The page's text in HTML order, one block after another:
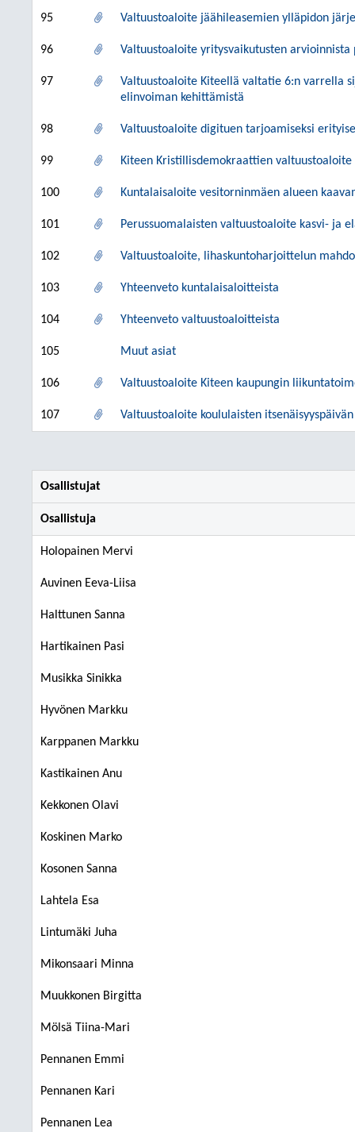
95 Valtuustoaloite jäähileasemien ylläpidon
96 Valtuustoaloite yritysvaikutusten arvioinnista
97
Valtuustoaloite Kiteellä valtatie 6:n varrella
elinvoiman kehittämistä
98 Valtuustoaloite digituen tarjoamiseksi
99 Kiteen Kristillisdemokraattien
100 Kuntalaisaloite vesitorninmäen alueen
101 Perussuomalaisten valtuustoaloite kasvi- ja
102 Valtuustoaloite, lihaskuntoharjoittelun
103 Yhteenveto kuntalaisaloitteista
104 Yhteenveto valtuustoaloitteista
105 Muut asiat
106 Valtuustoaloite Kiteen kaupungin
107 Valtuustoaloite koululaisten
Osallistujat
Osallistuja
Holopainen Mervi
Auvinen Eeva-Liisa
Halttunen Sanna
Hartikainen Pasi
Musikka Sinikka
Hyvönen Markku
Karppanen Markku
Kastikainen Anu
Kekkonen Olavi
Koskinen Marko
Kosonen Sanna
Lahtela Esa
Lintumäki Juha
Mikonsaari Minna
Muukkonen Birgitta
Mölsä Tiina-Mari
Pennanen Emmi
Pennanen Kari
Pennanen Lea